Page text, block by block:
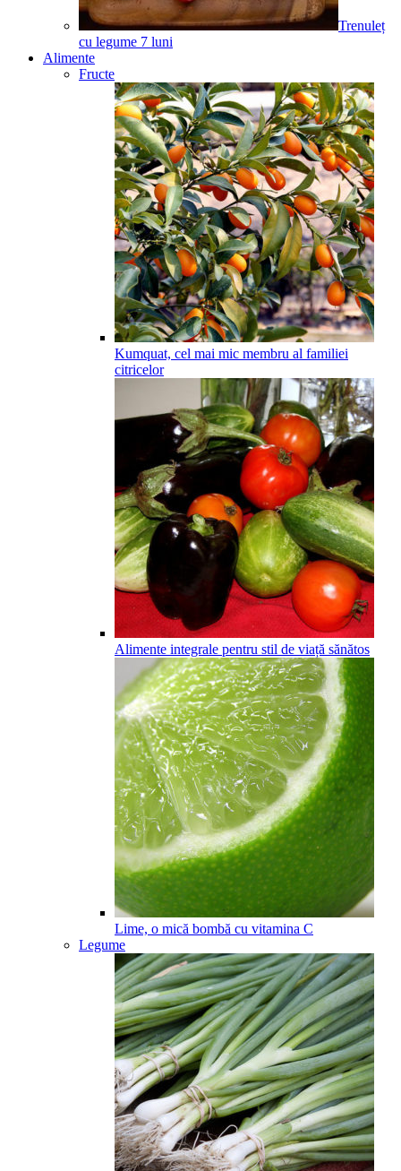
Trenuleț
cu legume 7 luni
Alimente
Fructe
Kumquat, cel mai mic membru al familiei
citricelor
Alimente integrale pentru stil de viață sănătos
Lime, o mică bombă cu vitamina C
Legume